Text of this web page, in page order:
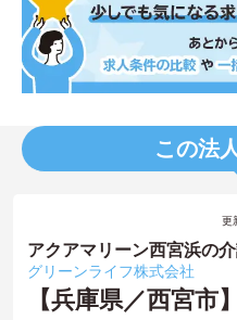
この法
更
アクアマリーン西宮浜の
グリーンライフ株式会社
【兵庫県／西宮市